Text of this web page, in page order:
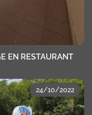
EN RESTAURANT
24/10/2022